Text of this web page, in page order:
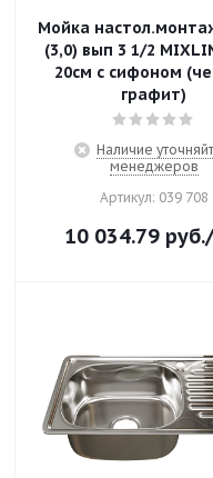
Мойка
(3,0) вып 3 1/2 MIXLINE PRO
20см с сифоном
графит)
Наличие
менеджеров
Артикул: 039 708
10 034.79руб.